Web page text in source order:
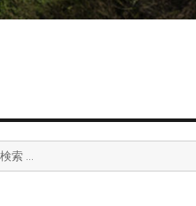
検
: